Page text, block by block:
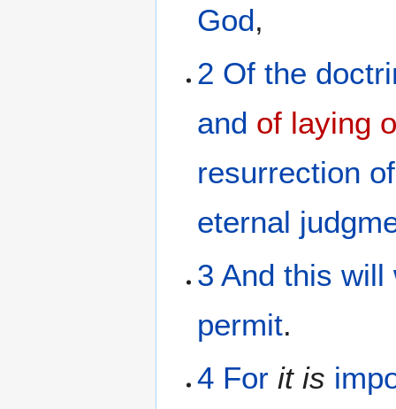
God,
2 Of the
and of laying
resurrection
eternal
3 And this will
permit.
4 For it is